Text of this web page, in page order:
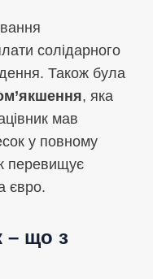
солідарного
Також була
, яка
мав
у повному
перевищує
євро.
– що з